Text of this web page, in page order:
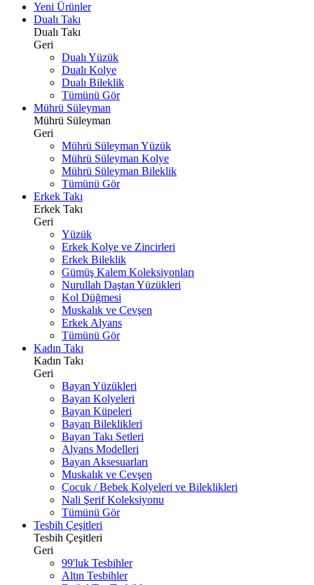
Yeni Ürünler
Dualı Takı
Dualı Takı
Geri
Dualı Yüzük
Dualı Kolye
Dualı Bileklik
Tümünü Gör
Mührü Süleyman
Mührü Süleyman
Geri
Mührü Süleyman Yüzük
Mührü Süleyman Kolye
Mührü Süleyman Bileklik
Tümünü Gör
Erkek Takı
Erkek Takı
Geri
Yüzük
Erkek Kolye ve Zincirleri
Erkek Bileklik
Gümüş Kalem Koleksiyonları
Nurullah Daştan Yüzükleri
Kol Düğmesi
Muskalık ve Cevşen
Erkek Alyans
Tümünü Gör
Kadın Takı
Kadın Takı
Geri
Bayan Yüzükleri
Bayan Kolyeleri
Bayan Küpeleri
Bayan Bileklikleri
Bayan Takı Setleri
Alyans Modelleri
Bayan Aksesuarları
Muskalık ve Cevşen
Çocuk / Bebek Kolyeleri ve Bileklikleri
Nali Şerif Koleksiyonu
Tümünü Gör
Tesbih Çeşitleri
Tesbih Çeşitleri
Geri
99'luk Tesbihler
Altın Tesbihler